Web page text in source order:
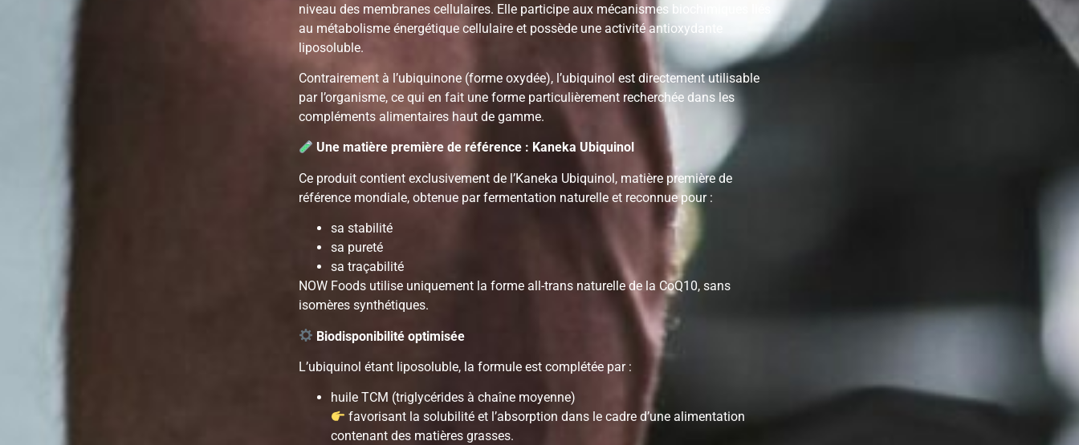
niveau des membranes cellulaires. Elle participe aux mécanismes biochimiques liés
au métabolisme énergétique cellulaire et possède une activité antioxydante
liposoluble.
Contrairement à l’ubiquinone (forme oxydée), l’ubiquinol est directement utilisable
par l’organisme, ce qui en fait une forme particulièrement recherchée dans les
compléments alimentaires haut de gamme.
Une matière première de référence : Kaneka Ubiquinol
Ce produit contient exclusivement de l’Kaneka Ubiquinol, matière première de
référence mondiale, obtenue par fermentation naturelle et reconnue pour :
sa stabilité
sa pureté
sa traçabilité
NOW Foods utilise uniquement la forme all-trans naturelle de la CoQ10, sans
isomères synthétiques.
Biodisponibilité optimisée
L’ubiquinol étant liposoluble, la formule est complétée par :
huile TCM (triglycérides à chaîne moyenne)
favorisant la solubilité et l’absorption dans le cadre d’une alimentation
contenant des matières grasses.